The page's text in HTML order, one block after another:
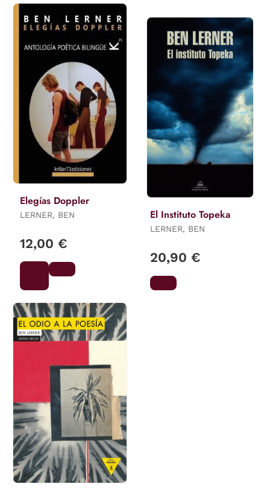
Elegías Doppler
LERNER, BEN
12,00 €
El Instituto Topeka
LERNER, BEN
20,90 €